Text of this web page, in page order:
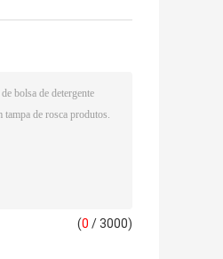
(0 / 3000)